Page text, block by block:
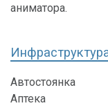
аниматора.
Автостоянка
Аптека